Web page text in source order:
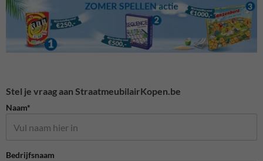
Stel je vraag aan StraatmeubilairKopen.be
Naam*
Bedrijfsnaam